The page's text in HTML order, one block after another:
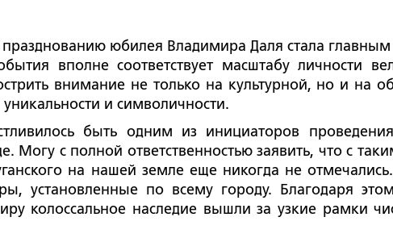
празднованию юбилея Владимира Даля стала
вполне соответствует масштабу личности
внимание не только на культурной, но и на
и символичности.
быть одним из инициаторов
Могу с полной ответственностью заявить, что с
на нашей земле еще никогда не
установленные по всему городу. Благодаря
колоссальное наследие вышли за узкие рамки